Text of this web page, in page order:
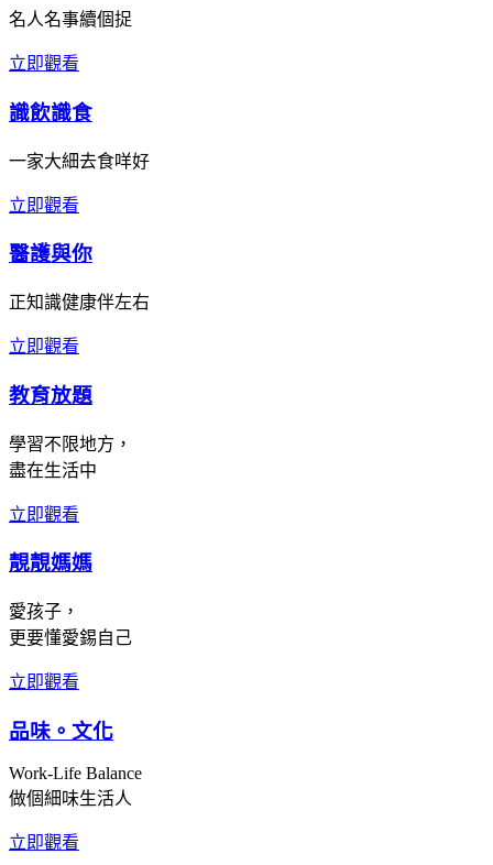
名人名事續個捉
立即觀看
識飲識食
一家大細去食咩好
立即觀看
醫護與你
正知識健康伴左右
立即觀看
教育放題
學習不限地方，
盡在生活中
立即觀看
靚靚媽媽
愛孩子，
更要懂愛錫自己
立即觀看
品味。文化
Work-Life Balance
做個細味生活人
立即觀看